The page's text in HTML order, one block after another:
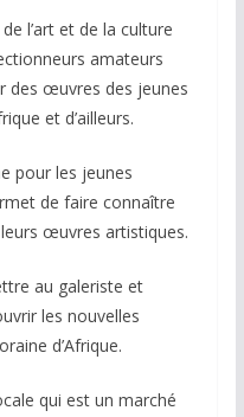
l’art et de la culture
amateurs
des œuvres des jeunes
et d’ailleurs.
pour les jeunes
de faire connaître
œuvres artistiques.
au galeriste et
les nouvelles
d’Afrique.
qui est un marché